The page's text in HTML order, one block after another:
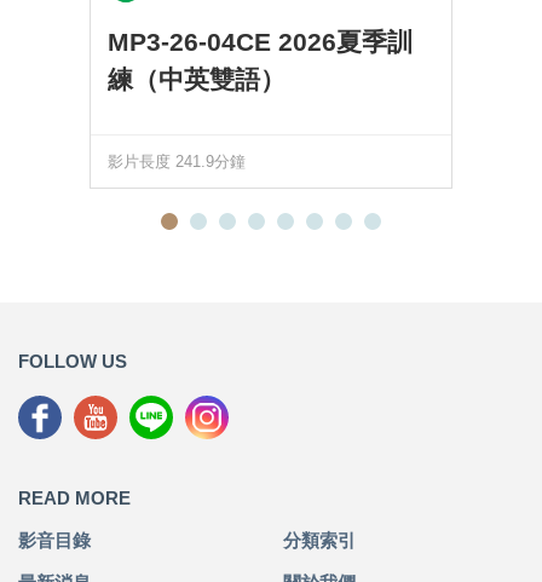
MP3-26-04CE 2026夏季訓
練（中英雙語）
影片長度 241.9分鐘
FOLLOW US
READ MORE
影音目錄 分類索引